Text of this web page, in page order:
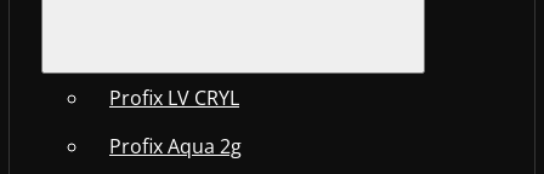
Profix LV CRYL
Profix Aqua 2g